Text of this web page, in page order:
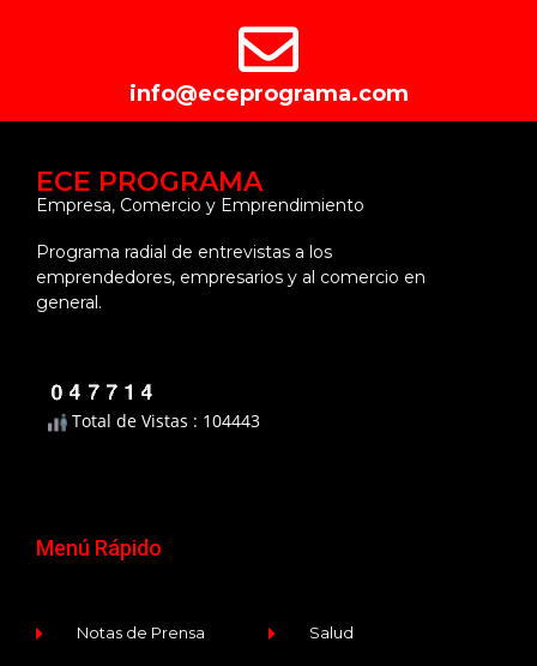
info@eceprograma.com
ECE PROGRAMA
Empresa, Comercio y Emprendimiento
Programa radial de entrevistas a los
emprendedores, empresarios y al comercio en
general.
Total de Vistas : 104443
Menú Rápido
Notas de Prensa Salud